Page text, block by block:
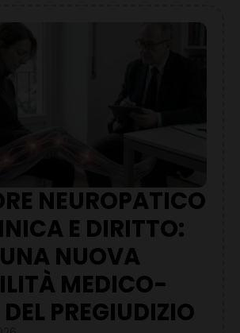
NEUROPATICO
E DIRITTO:
NUOVA
MEDICO-
DEL PREGIUDIZIO